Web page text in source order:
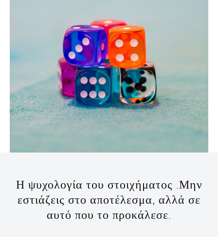
Η ψυχολογία του στοιχήματος .Μην
εστιάζεις στο αποτέλεσμα, αλλά σε
αυτό που το προκάλεσε.